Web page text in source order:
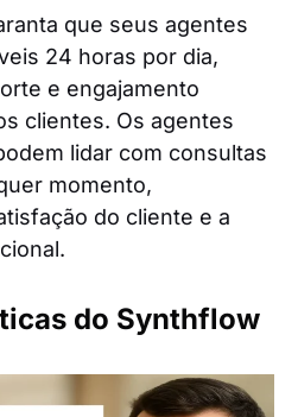
que seus agentes
24 horas por dia,
e engajamento
clientes. Os agentes
lidar com consultas
momento,
do cliente e a
do Synthflow